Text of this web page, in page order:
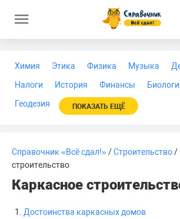
Химия Этика Физика Музыка
Налоги
История Финансы
Геодезия
ПОКАЗАТЬ ЕЩЁ
Справочник «Всё сдал!»/Строительство/
строительство
Каркасное
Достоинства каркасных домов